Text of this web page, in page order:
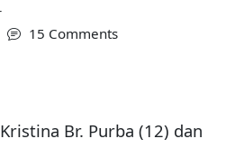
15 Comments
Br. Purba (12) dan